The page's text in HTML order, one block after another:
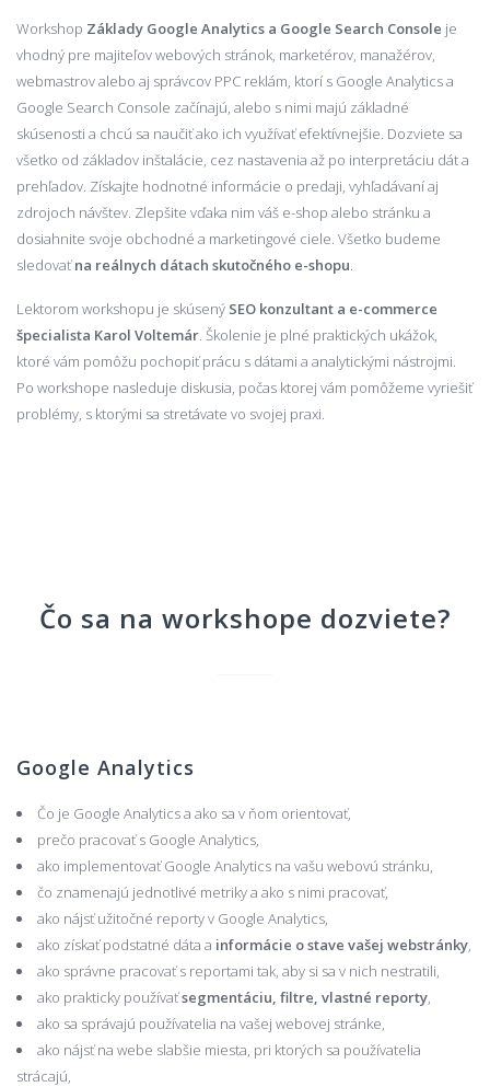
Workshop Základy Google Analytics a Google Search Console je
vhodný pre majiteľov webových stránok, marketérov, manažérov,
webmastrov alebo aj správcov PPC reklám, ktorí s Google Analytics a
Google Search Console začínajú, alebo s nimi majú základné
skúsenosti a chcú sa naučiť ako ich využívať efektívnejšie. Dozviete sa
všetko od základov inštalácie, cez nastavenia až po interpretáciu dát a
prehľadov. Získajte hodnotné informácie o predaji, vyhľadávaní aj
zdrojoch návštev. Zlepšite vďaka nim váš e-shop alebo stránku a
dosiahnite svoje obchodné a marketingové ciele. Všetko budeme
sledovaťna reálnych dátach skutočného e-shopu.
Lektorom workshopu je skúsený SEO konzultant a e-commerce
špecialista Karol Voltemár. Školenie je plné praktických ukážok,
ktoré vám pomôžu pochopiť prácu s dátami a analytickými nástrojmi.
Po workshope nasleduje diskusia, počas ktorej vám pomôžeme vyriešiť
problémy, s ktorými sa stretávate vo svojej praxi.
Čo sa na workshope dozviete?
Google Analytics
Čo je Google Analytics a ako sa v ňom orientovať,
prečo pracovať s Google Analytics,
ako implementovať Google Analytics na vašu webovú stránku,
čo znamenajú jednotlivé metriky a ako s nimi pracovať,
ako nájsť užitočné reporty v Google Analytics,
ako získať podstatné dáta a informácie o stave vašej webstránky,
ako správne pracovať s reportami tak, aby si sa v nich nestratili,
ako prakticky používaťsegmentáciu, filtre, vlastné reporty,
ako sa správajú používatelia na vašej webovej stránke,
ako nájsť na webe slabšie miesta, pri ktorých sa používatelia
strácajú,